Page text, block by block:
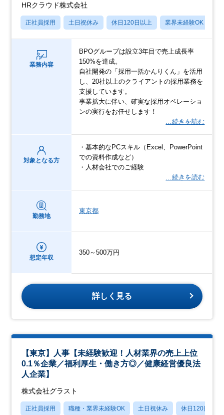
HRクラウド株式会社
正社員採用 土日祝休み 休日120日以上 業界未経験OK
業務内容
BPOグループは設立3年目で売上成長率
150%を達成。
自社開発の「採用一括かんりくん」を活用
し、20社以上のクライアントの採用業務を
支援しています。
事業拡大に伴い、確実な採用オペレーショ
ンの実行をお任せします！
…続きを読む
対象となる方
・基本的なPCスキル（Excel、PowerPoint
での資料作成など）
・人材会社でのご経験
…続きを読む
勤務地
東京都
想定年収
350～500万円
詳しく見る
【東京】人事【未経験歓迎！人材業界の売上上位
0.1％企業／福利厚生・働き方◎／健康経営優良法
人企業】
株式会社グラスト
正社員採用 職種・業界未経験OK 土日祝休み 休日120日以上